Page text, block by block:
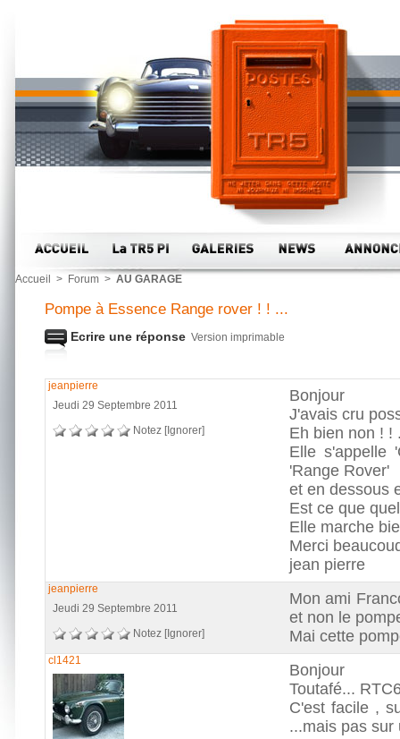
Accueil > Forum > AU GARAGE
Pompe à Essence Range rover ! ! ...
Ecrire une réponse Version imprimable
jeanpierre
Jeudi 29 Septembre 2011
Notez [Ignorer]
Bonjour
J'avais cru
Eh bien non ! !
Elle s'appelle
'Range Rover'
et en dessous
Est ce que
Elle marche
Merci
jean pierre
jeanpierre
Jeudi 29 Septembre 2011
Notez [Ignorer]
Mon ami
et non le
Mai cette
cl1421
Bonjour
Toutafé...
C'est facile ,
...mais pas sur